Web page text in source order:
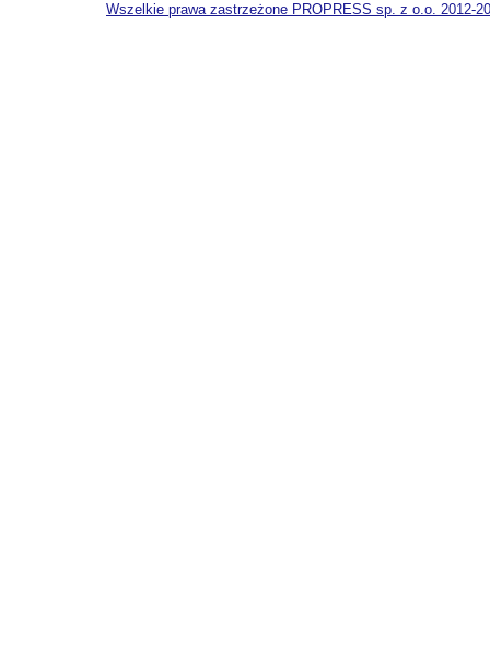
Wszelkie prawa zastrzeżone PROPRESS sp. z o.o. 2012-